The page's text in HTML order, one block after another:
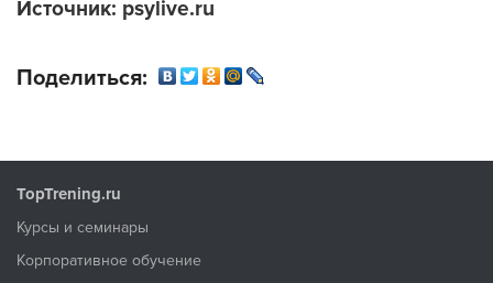
Источник: psylive.ru
Поделиться:
TopTrening.ru
Курсы и семинары
Корпоративное обучение